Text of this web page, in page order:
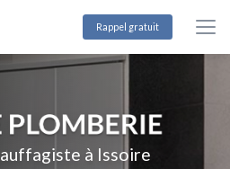
Rappel gratuit
à Issoire